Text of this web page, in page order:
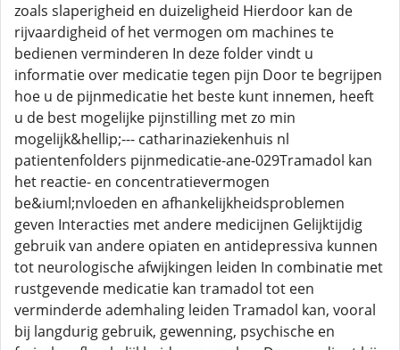
zoals slaperigheid en duizeligheid Hierdoor kan de
rijvaardigheid of het vermogen om machines te
bedienen verminderen In deze folder vindt u
informatie over medicatie tegen pijn Door te begrijpen
hoe u de pijnmedicatie het beste kunt innemen, heeft
u de best mogelijke pijnstilling met zo min
mogelijk&hellip;--- catharinaziekenhuis nl
patientenfolders pijnmedicatie-ane-029Tramadol kan
het reactie- en concentratievermogen
be&iuml;nvloeden en afhankelijkheidsproblemen
geven Interacties met andere medicijnen Gelijktijdig
gebruik van andere opiaten en antidepressiva kunnen
tot neurologische afwijkingen leiden In combinatie met
rustgevende medicatie kan tramadol tot een
verminderde ademhaling leiden Tramadol kan, vooral
bij langdurig gebruik, gewenning, psychische en